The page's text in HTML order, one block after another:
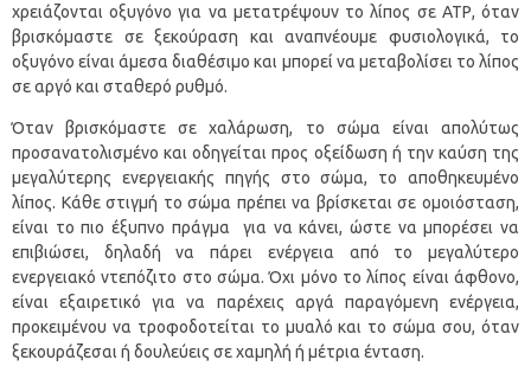
χρειάζονται οξυγόνο για να μετατρέψουν το λίπος σε ΑΤΡ, όταν
βρισκόμαστε σε ξεκούραση και αναπνέουμε φυσιολογικά, το
οξυγόνο είναι άμεσα διαθέσιμο και μπορεί να μεταβολίσει το λίπος
σε αργό και σταθερό ρυθμό.
Όταν βρισκόμαστε σε χαλάρωση, το σώμα είναι απολύτως
προσανατολισμένο και οδηγείται προς οξείδωση ή την καύση της
μεγαλύτερης ενεργειακής πηγής στο σώμα, το αποθηκευμένο
λίπος. Κάθε στιγμή το σώμα πρέπει να βρίσκεται σε ομοιόσταση,
είναι το πιο έξυπνο πράγμα για να κάνει, ώστε να μπορέσει να
επιβιώσει, δηλαδή να πάρει ενέργεια από το μεγαλύτερο
ενεργειακό ντεπόζιτο στο σώμα. Όχι μόνο το λίπος είναι άφθονο,
είναι εξαιρετικό για να παρέχεις αργά παραγόμενη ενέργεια,
προκειμένου να τροφοδοτείται το μυαλό και το σώμα σου, όταν
ξεκουράζεσαι ή δουλεύεις σε χαμηλή ή μέτρια ένταση.